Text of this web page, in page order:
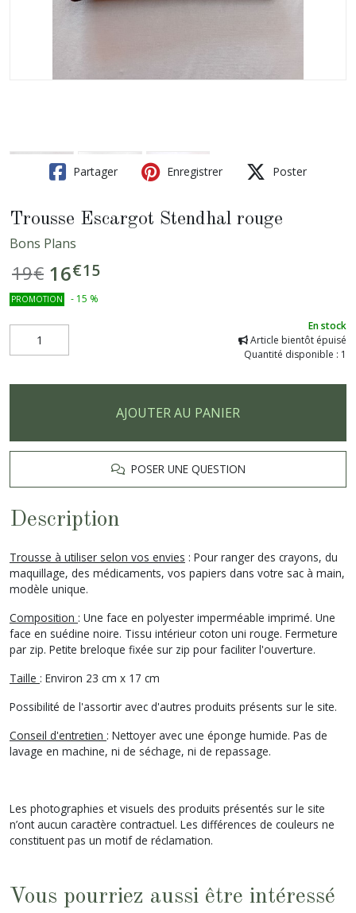
Partager Enregistrer Poster
Trousse Escargot Stendhal rouge
Bons Plans
19€ 16€15
PROMOTION - 15 %
En stock
Article bientôt épuisé
Quantité disponible : 1
AJOUTER AU PANIER
POSER UNE QUESTION
Description
Trousse à utiliser selon vos envies : Pour ranger des crayons, du
maquillage, des médicaments, vos papiers dans votre sac à main,
modèle unique.
Composition : Une face en polyester imperméable imprimé. Une
face en suédine noire. Tissu intérieur coton uni rouge. Fermeture
par zip. Petite breloque fixée sur zip pour faciliter l'ouverture.
Taille : Environ 23 cm x 17 cm
Possibilité de l'assortir avec d'autres produits présents sur le site.
Conseil d'entretien : Nettoyer avec une éponge humide. Pas de
lavage en machine, ni de séchage, ni de repassage.
Les photographies et visuels des produits présentés sur le site
n’ont aucun caractère contractuel. Les différences de couleurs ne
constituent pas un motif de réclamation.
Vous pourriez aussi être intéressé